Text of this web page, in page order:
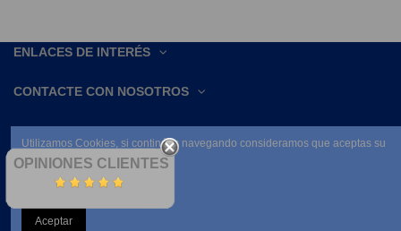
ENLACES DE INTERÉS
CONTACTE CON NOSOTROS
OPINIONES CLIENTES
NEWSLETTER
Utilizamos Cookies, si continúas navegando consideramos que aceptas su
uso.
Leer condiciones
Aceptar